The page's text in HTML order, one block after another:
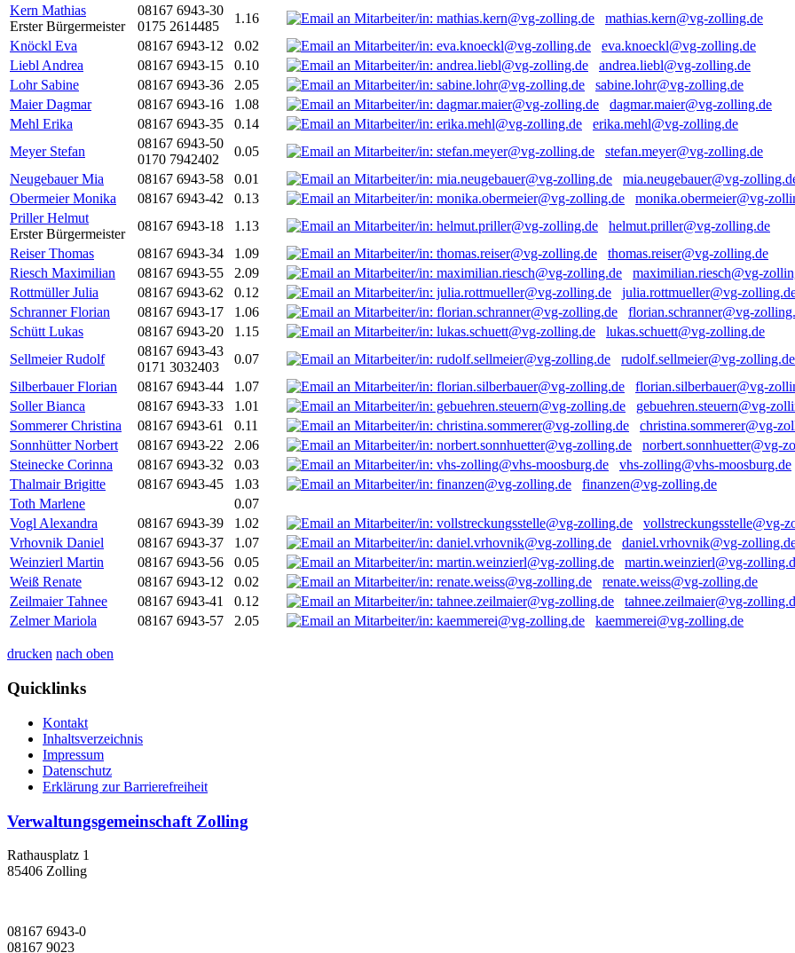
Kern Mathias
Erster Bürgermeister
08167 6943-30
0175 2614485
1.16
mathias.kern@vg-zolling.de
Knöckl Eva
08167 6943-12 0.02
eva.knoeckl@vg-zolling.de
Liebl Andrea
08167 6943-15 0.10
andrea.liebl@vg-zolling.de
Lohr Sabine
08167 6943-36 2.05
sabine.lohr@vg-zolling.de
Maier Dagmar
08167 6943-16 1.08
dagmar.maier@vg-zolling.de
Mehl Erika
08167 6943-35 0.14
erika.mehl@vg-zolling.de
Meyer Stefan
08167 6943-50
0170 7942402
0.05
stefan.meyer@vg-zolling.de
Neugebauer Mia
08167 6943-58 0.01
mia.neugebauer@vg-
Obermeier Monika
08167 6943-42 0.13
monika.obermeier@vg-
Priller Helmut
Erster Bürgermeister
08167 6943-18 1.13
helmut.priller@vg-zolling.de
Reiser Thomas
08167 6943-34 1.09
thomas.reiser@vg-zolling.de
Riesch Maximilian
08167 6943-55 2.09
maximilian.riesch@vg-
Rottmüller Julia
08167 6943-62 0.12
julia.rottmueller@vg-
Schranner Florian
08167 6943-17 1.06
florian.schranner@vg-
Schütt Lukas
08167 6943-20 1.15
lukas.schuett@vg-zolling.de
Sellmeier Rudolf
08167 6943-43
0171 3032403
0.07
rudolf.sellmeier@vg-zolling.de
Silberbauer Florian
08167 6943-44 1.07
florian.silberbauer@vg-
Soller Bianca
08167 6943-33 1.01
gebuehren.steuern@vg-
Sommerer Christina
08167 6943-61 0.11
christina.sommerer@vg-
Sonnhütter Norbert
08167 6943-22 2.06
norbert.sonnhuetter@vg-
Steinecke Corinna
08167 6943-32 0.03
vhs-zolling@vhs-moosburg.de
Thalmair Brigitte
08167 6943-45 1.03
finanzen@vg-zolling.de
Toth Marlene
0.07
Vogl Alexandra
08167 6943-39 1.02
vollstreckungsstelle@vg-
Vrhovnik Daniel
08167 6943-37 1.07
daniel.vrhovnik@vg-
Weinzierl Martin
08167 6943-56 0.05
martin.weinzierl@vg-
Weiß Renate
08167 6943-12 0.02
renate.weiss@vg-zolling.de
Zeilmaier Tahnee
08167 6943-41 0.12
tahnee.zeilmaier@vg-
Zelmer Mariola
08167 6943-57 2.05 kaemmerei@vg-zolling.de
drucken nach oben
Quicklinks
Kontakt
Inhaltsverzeichnis
Impressum
Datenschutz
Erklärung zur Barrierefreiheit
Verwaltungsgemeinschaft Zolling
Rathausplatz 1
85406 Zolling
08167 6943-0
08167 9023